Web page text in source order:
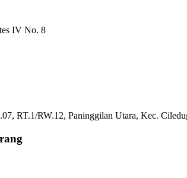
IV No. 8
RT.1/RW.12, Paninggilan Utara, Kec.